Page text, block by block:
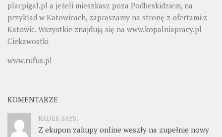
placpigal.pl a jeżeli mieszkasz poza Podbeskidziem, na
przykład w Katowicach, zapraszamy na stronę z ofertami z
Katowic. Wszystkie znajdują się na www.kopalniapracy.pl
Ciekawostki
www.rufus.pl
KOMENTARZE
RADEK SAYS:
Z ekupon zakupy online weszły na zupełnie nowy